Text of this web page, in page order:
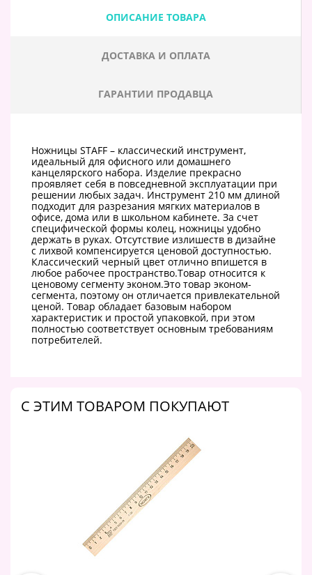
ОПИСАНИЕ ТОВАРА
ДОСТАВКА И ОПЛАТА
ГАРАНТИИ ПРОДАВЦА
Ножницы STAFF – классический инструмент,
идеальный для офисного или домашнего
канцелярского набора. Изделие прекрасно
проявляет себя в повседневной эксплуатации при
решении любых задач. Инструмент 210 мм длиной
подходит для разрезания мягких материалов в
офисе, дома или в школьном кабинете. За счет
специфической формы колец, ножницы удобно
держать в руках. Отсутствие излишеств в дизайне
с лихвой компенсируется ценовой доступностью.
Классический черный цвет отлично впишется в
любое рабочее пространство.Товар относится к
ценовому сегменту эконом.Это товар эконом-
сегмента, поэтому он отличается привлекательной
ценой. Товар обладает базовым набором
характеристик и простой упаковкой, при этом
полностью соответствует основным требованиям
потребителей.
C ЭТИМ ТОВАРОМ ПОКУПАЮТ